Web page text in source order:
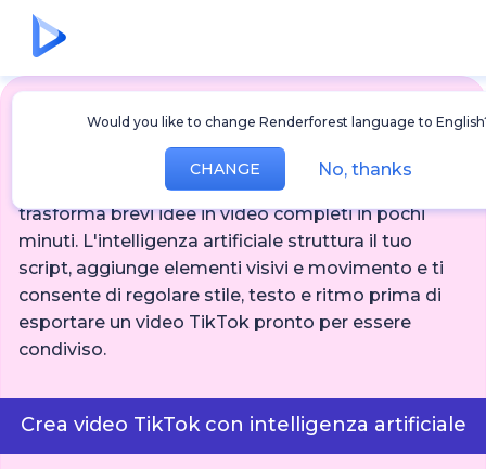
Would you like to change Renderforest language to
CHANGE No, thanks
Generatore video TikTok AI
Il generatore video AI TikTok di Renderforest
trasforma brevi idee in video completi in pochi
minuti. L'intelligenza artificiale struttura il tuo
script, aggiunge elementi visivi e movimento e ti
consente di regolare stile, testo e ritmo prima di
esportare un video TikTok pronto per essere
condiviso.
Crea video TikTok con intelligenza artificiale